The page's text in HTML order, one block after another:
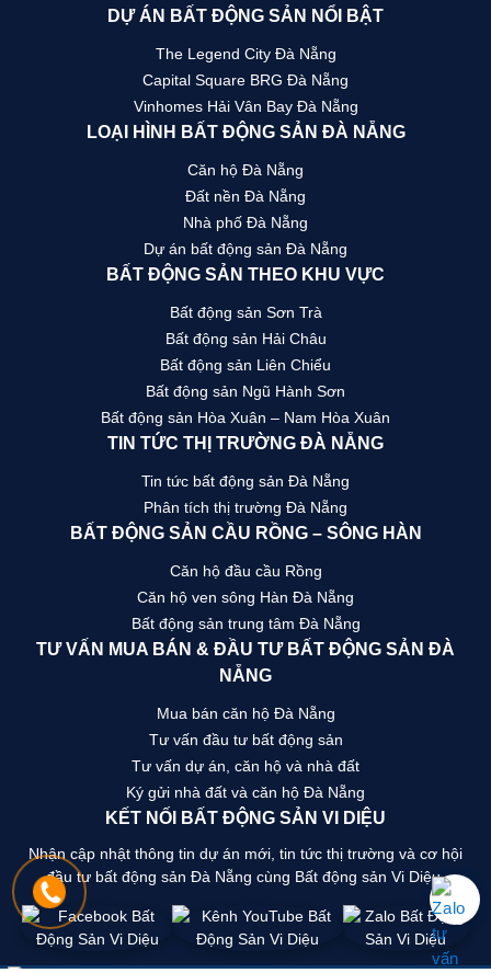
DỰ ÁN BẤT ĐỘNG SẢN NỔI BẬT
The Legend City Đà Nẵng
Capital Square BRG Đà Nẵng
Vinhomes Hải Vân Bay Đà Nẵng
LOẠI HÌNH BẤT ĐỘNG SẢN ĐÀ NẴNG
Căn hộ Đà Nẵng
Đất nền Đà Nẵng
Nhà phố Đà Nẵng
Dự án bất động sản Đà Nẵng
BẤT ĐỘNG SẢN THEO KHU VỰC
Bất động sản Sơn Trà
Bất động sản Hải Châu
Bất động sản Liên Chiểu
Bất động sản Ngũ Hành Sơn
Bất động sản Hòa Xuân – Nam Hòa Xuân
TIN TỨC THỊ TRƯỜNG ĐÀ NẴNG
Tin tức bất động sản Đà Nẵng
Phân tích thị trường Đà Nẵng
BẤT ĐỘNG SẢN CẦU RỒNG – SÔNG HÀN
Căn hộ đầu cầu Rồng
Căn hộ ven sông Hàn Đà Nẵng
Bất động sản trung tâm Đà Nẵng
TƯ VẤN MUA BÁN & ĐẦU TƯ BẤT ĐỘNG SẢN ĐÀ
NẴNG
Mua bán căn hộ Đà Nẵng
Tư vấn đầu tư bất động sản
Tư vấn dự án, căn hộ và nhà đất
Ký gửi nhà đất và căn hộ Đà Nẵng
KẾT NỐI BẤT ĐỘNG SẢN VI DIỆU
Nhận cập nhật thông tin dự án mới, tin tức thị trường và cơ hội
đầu tư bất động sản Đà Nẵng cùng Bất động sản Vi Diệu.